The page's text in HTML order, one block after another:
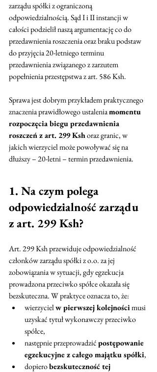
zarządu spółki z ograniczoną
odpowiedzialnością. Sąd I i II instancji w
całości podzielił naszą argumentację co do
przedawnienia roszczenia oraz braku podstaw
do przyjęcia 20-letniego terminu
przedawnienia związanego z zarzutem
popełnienia przestępstwa z art. 586 Ksh.
Sprawa jest dobrym przykładem praktycznego
znaczenia prawidłowego ustalenia momentu
rozpoczęcia biegu przedawnienia
roszczeń z art. 299 Ksh oraz granic, w
jakich wierzyciel może powoływać się na
dłuższy – 20-letni – termin przedawnienia.
1. Na czym polega
odpowiedzialność zarządu
z art. 299 Ksh?
Art. 299 Ksh przewiduje odpowiedzialność
członków zarządu spółki z o.o. za jej
zobowiązania w sytuacji, gdy egzekucja
prowadzona przeciwko spółce okazała się
bezskuteczna. W praktyce oznacza to, że:
wierzyciel w pierwszej kolejności musi
uzyskać tytuł wykonawczy przeciwko
spółce,
następnie przeprowadzić postępowanie
egzekucyjne z całego majątku spółki,
dopiero bezskuteczność tej